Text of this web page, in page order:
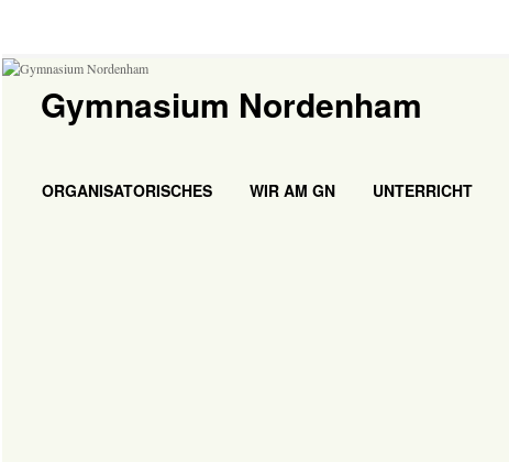
Gymnasium Nordenham
ORGANISATORISCHES WIR AM GN UNTERRICHT